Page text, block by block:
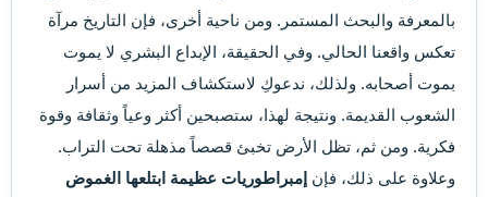
بالمعرفة والبحث المستمر. ومن ناحية أخرى، فإن التاريخ مرآة
تعكس واقعنا الحالي. وفي الحقيقة، الإبداع البشري لا يموت
بموت أصحابه. ولذلك، ندعوكِ لاستكشاف المزيد من أسرار
الشعوب القديمة. ونتيجة لهذا، ستصبحين أكثر وعياً وثقافة وقوة
فكرية. ومن ثم، تظل الأرض تخبئ قصصاً مذهلة تحت التراب.
وعلاوة على ذلك، فإن إمبراطوريات عظيمة ابتلعها الغموض